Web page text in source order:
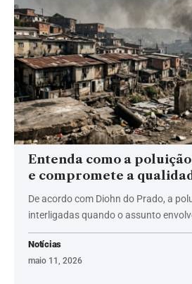
Entenda como a
e compromete a
De acordo com Diohn do Prado, a
interligadas quando o assunto
Notícias
maio 11, 2026